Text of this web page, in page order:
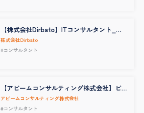
【株式会社Dirbato】ITコンサルタント_コ
ンサルタント・シニアコンサルタント候補
株式会社Dirbato
#コンサルタント
【アビームコンサルティング株式会社】ビ
ジネス＆テクノロジーコンサルタント(銀行
証券・クレジット・ペイメントサービス）
アビームコンサルティング株式会社
#コンサルタント